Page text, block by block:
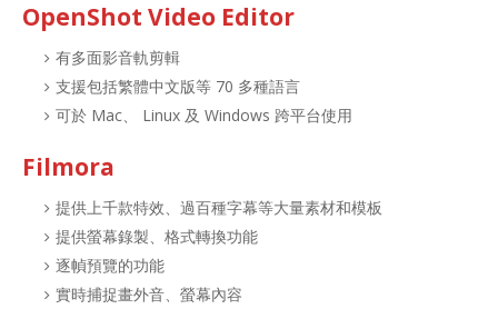
OpenShot Video Editor
有多面影音軌剪輯
支援包括繁體中文版等 70 多種語言
可於 Mac、 Linux 及 Windows 跨平台使用
Filmora
提供上千款特效、過百種字幕等大量素材和模板
提供螢幕錄製、格式轉換功能
逐幀預覽的功能
實時捕捉畫外音、螢幕內容